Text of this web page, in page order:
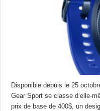
Disponible depuis le 25
Gear Sport se classe d’elle-
prix de base de 400$, un